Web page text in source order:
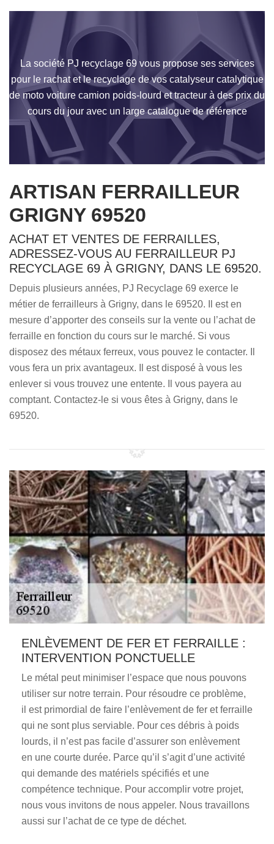
La société PJ recyclage 69 vous propose ses services
pour le rachat et le recyclage de vos catalyseur catalytique
de moto voiture camion poids-lourd et tracteur à des prix du
cours du jour avec un large catalogue de référence
ARTISAN FERRAILLEUR
GRIGNY 69520
ACHAT ET VENTES DE FERRAILLES,
ADRESSEZ-VOUS AU FERRAILLEUR PJ
RECYCLAGE 69 À GRIGNY, DANS LE 69520.
Depuis plusieurs années, PJ Recyclage 69 exerce le
métier de ferrailleurs à Grigny, dans le 69520. Il est en
mesure d’apporter des conseils sur la vente ou l’achat de
ferraille en fonction du cours sur le marché. Si vous
disposez des métaux ferreux, vous pouvez le contacter. Il
vous fera un prix avantageux. Il est disposé à vous les
enlever si vous trouvez une entente. Il vous payera au
comptant. Contactez-le si vous êtes à Grigny, dans le
69520.
ENLÈVEMENT DE FER ET FERRAILLE :
INTERVENTION PONCTUELLE
Le métal peut minimiser l’espace que nous pouvons
utiliser sur notre terrain. Pour résoudre ce problème,
il est primordial de faire l’enlèvement de fer et ferraille
qui ne sont plus serviable. Pour ces débris à poids
lourds, il n’est pas facile d’assurer son enlèvement
en une courte durée. Parce qu’il s’agit d’une activité
qui demande des matériels spécifiés et une
compétence technique. Pour accomplir votre projet,
nous vous invitons de nous appeler. Nous travaillons
aussi sur l’achat de ce type de déchet.